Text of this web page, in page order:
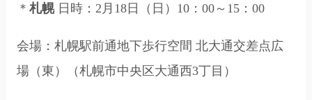
＊ 札幌日時：2月18日（日）10：00～15：00
会場：札幌駅前通地下歩行空間 北大通交差点広
場（東）（札幌市中央区大通西3丁目）